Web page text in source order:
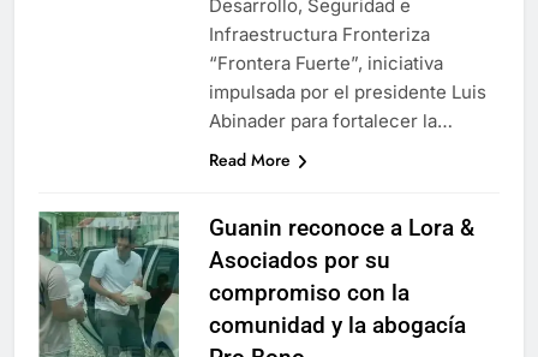
Desarrollo, Seguridad e
Infraestructura Fronteriza
“Frontera Fuerte”, iniciativa
impulsada por el presidente Luis
Abinader para fortalecer la…
Read More
Guanin reconoce a Lora &
Asociados por su
compromiso con la
comunidad y la abogacía